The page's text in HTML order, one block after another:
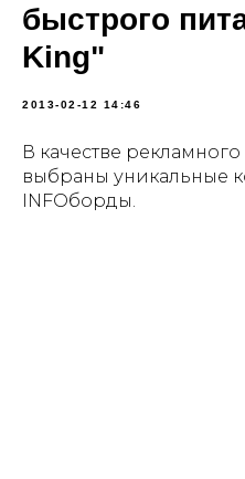
быстрого
King"
2013-02-12 14:46
В качестве
выбраны уникальные
INFOборды.